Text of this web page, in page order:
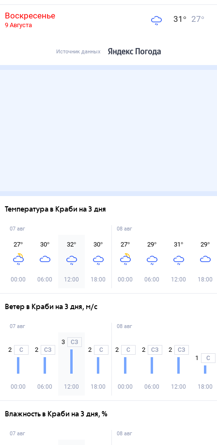
Воскресенье
9 Августа
31 ° 27°
Источник данных
Температура в Краби на 3 дня
07 авг
27°
00:00
30°
06:00
32°
12:00
30°
18:00
08 авг
27°
00:00
29°
06:00
31°
12:00
29°
18:00
Ветер в Краби на 3 дня, м/с
07 авг
2 С
00:00
2 СЗ
06:00
3 СЗ
12:00
2 С
18:00
08 авг
2 С
00:00
2 СЗ
06:00
2 СЗ
12:00
1 С
18:00
Влажность в Краби на 3 дня, %
07 авг 08 авг